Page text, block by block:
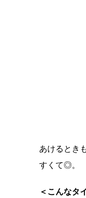
あけるとき
すくて◎。
＜こんなタ